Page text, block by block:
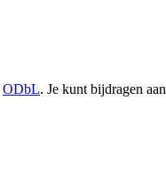
ODbL. Je kunt bijdragen aan